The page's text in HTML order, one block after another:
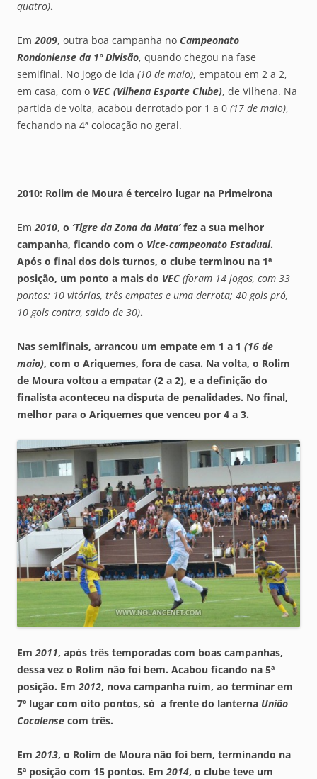
quatro).
Em 2009, outra boa campanha no Campeonato
Rondoniense da 1ª Divisão, quando chegou na fase
semifinal. No jogo de ida (10 de maio), empatou em 2 a 2,
em casa, com o VEC (Vilhena Esporte Clube), de Vilhena. Na
partida de volta, acabou derrotado por 1 a 0 (17 de maio),
fechando na 4ª colocação no geral.
2010: Rolim de Moura é terceiro lugar na Primeirona
Em 2010, o ‘Tigre da Zona da Mata’fez a sua melhor
campanha, ficando com o Vice-campeonato Estadual.
Após o final dos dois turnos, o clube terminou na 1ª
posição, um ponto a mais do VEC (foram 14 jogos, com 33
pontos: 10 vitórias, três empates e uma derrota; 40 gols pró,
10 gols contra, saldo de 30).
Nas semifinais, arrancou um empate em 1 a 1 (16 de
maio), com o Ariquemes, fora de casa. Na volta, o Rolim
de Moura voltou a empatar (2 a 2), e a definição do
finalista aconteceu na disputa de penalidades. No final,
melhor para o Ariquemes que venceu por 4 a 3.
Em 2011, após três temporadas com boas campanhas,
dessa vez o Rolim não foi bem. Acabou ficando na 5ª
posição. Em 2012, nova campanha ruim, ao terminar em
7º lugar com oito pontos, só a frente do lanterna União
Cocalense com três.
Em 2013, o Rolim de Moura não foi bem, terminando na
5ª posição com 15 pontos. Em 2014, o clube teve um